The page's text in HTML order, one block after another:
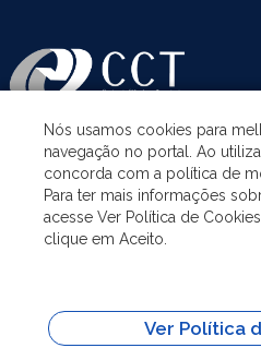
ASSUNTOS
ACESSO À INFORMAÇÃO
SITES IMPORTANTES
Nós usamos cookies para
navegação no portal. Ao
concorda com a política de
Para ter mais informações
acesse Ver Política de
clique em Aceito.
Ver Política